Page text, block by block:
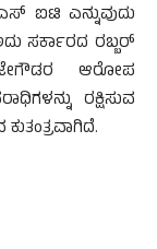
ಐಟಿ ಎನ್ನುವುದು
ಸರ್ಕಾರದ ರಬ್ಬರ್
ಆರೋಪ
ರಕ್ಷಿಸುವ